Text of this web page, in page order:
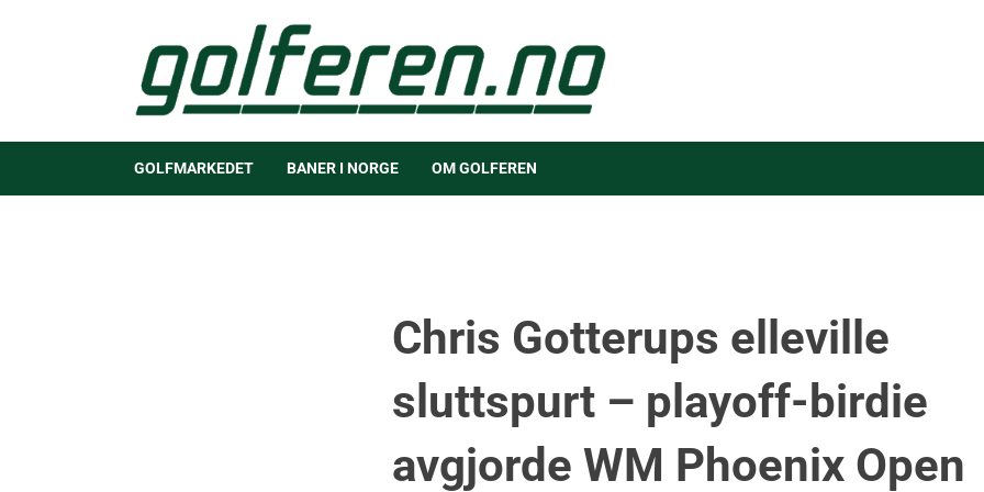
GOLFMARKEDET BANER I NORGE OM GOLFEREN
Chris Gotterups elleville
sluttspurt – playoff-birdie
avgjorde WM Phoenix Open